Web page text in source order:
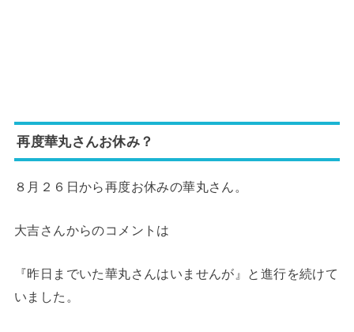
再度華丸さんお休み？
８月２６日から再度お休みの華丸さん。
大吉さんからのコメントは
『昨日までいた華丸さんはいませんが』と進行を続けて
いました。